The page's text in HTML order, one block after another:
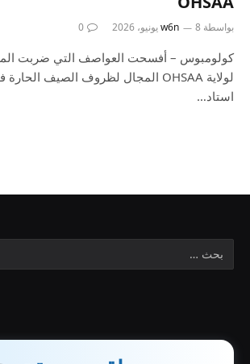
بواسطة w6n 8 يونيو، 2026 0
كولومبوس – أفسحت العواصف التي ضربت
استاد…